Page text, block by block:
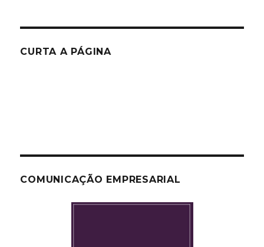
CURTA A PÁGINA
COMUNICAÇÃO EMPRESARIAL